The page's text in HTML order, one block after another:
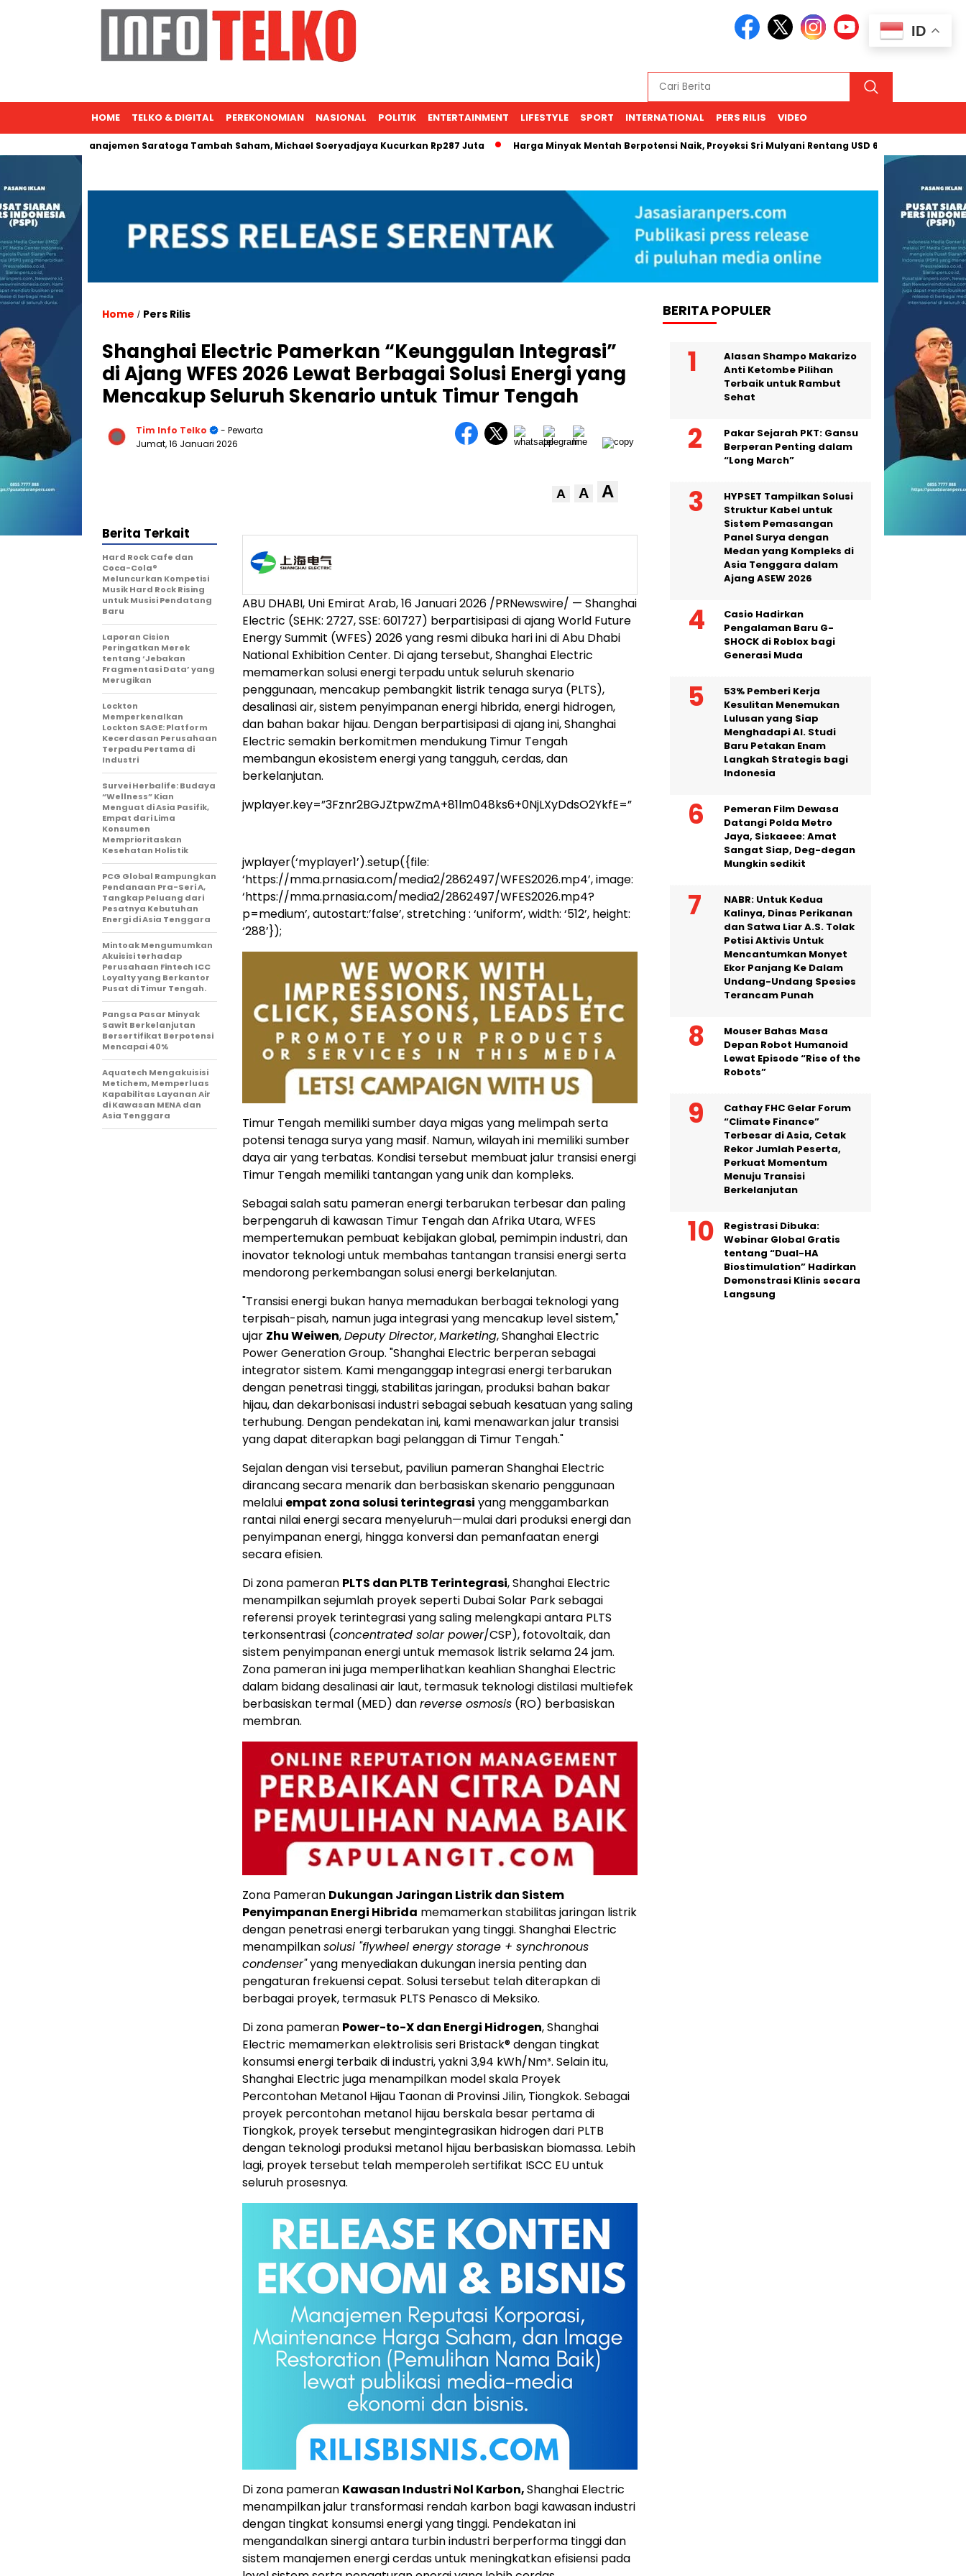
HOME TELKO & DIGITAL PEREKONOMIAN NASIONAL POLITIK ENTERTAINMENT LIFESTYLE SPORT INTERNATIONAL PERS RILIS VIDEO
Manajemen Saratoga Tambah Saham, Michael Soeryadjaya Kucurkan Rp287 Juta Harga Minyak Mentah Berpotensi Naik, Proyeksi Sri Mulyani Rentang USD 66–94
Home / Pers Rilis
Shanghai Electric Pamerkan “Keunggulan Integrasi”
di Ajang WFES 2026 Lewat Berbagai Solusi Energi yang
Mencakup Seluruh Skenario untuk Timur Tengah
Tim Info Telko
- Pewarta
Jumat, 16 Januari 2026
A A A
ABU DHABI, Uni Emirat Arab, 16 Januari 2026 /PRNewswire/ — Shanghai
Electric (SEHK: 2727, SSE: 601727) berpartisipasi di ajang World Future
Energy Summit (WFES) 2026 yang resmi dibuka hari ini di Abu Dhabi
National Exhibition Center. Di ajang tersebut, Shanghai Electric
memamerkan solusi energi terpadu untuk seluruh skenario
penggunaan, mencakup pembangkit listrik tenaga surya (PLTS),
desalinasi air, sistem penyimpanan energi hibrida, energi hidrogen,
dan bahan bakar hijau. Dengan berpartisipasi di ajang ini, Shanghai
Electric semakin berkomitmen mendukung Timur Tengah
membangun ekosistem energi yang tangguh, cerdas, dan
berkelanjutan.
jwplayer.key=”3Fznr2BGJZtpwZmA+81lm048ks6+0NjLXyDdsO2YkfE=”
jwplayer(‘myplayer1’).setup({file:
‘https://mma.prnasia.com/media2/2862497/WFES2026.mp4’, image:
‘https://mma.prnasia.com/media2/2862497/WFES2026.mp4?
p=medium’, autostart:’false’, stretching : ‘uniform’, width: ‘512’, height:
‘288’});
Timur Tengah memiliki sumber daya migas yang melimpah serta
potensi tenaga surya yang masif. Namun, wilayah ini memiliki sumber
daya air yang terbatas. Kondisi tersebut membuat jalur transisi energi
Timur Tengah memiliki tantangan yang unik dan kompleks.
Sebagai salah satu pameran energi terbarukan terbesar dan paling
berpengaruh di kawasan Timur Tengah dan Afrika Utara, WFES
mempertemukan pembuat kebijakan global, pemimpin industri, dan
inovator teknologi untuk membahas tantangan transisi energi serta
mendorong perkembangan solusi energi berkelanjutan.
"Transisi energi bukan hanya memadukan berbagai teknologi yang
terpisah-pisah, namun juga integrasi yang mencakup level sistem,"
ujar Zhu Weiwen,Deputy Director,Marketing, Shanghai Electric
Power Generation Group. "Shanghai Electric berperan sebagai
integrator sistem. Kami menganggap integrasi energi terbarukan
dengan penetrasi tinggi, stabilitas jaringan, produksi bahan bakar
hijau, dan dekarbonisasi industri sebagai sebuah kesatuan yang saling
terhubung. Dengan pendekatan ini, kami menawarkan jalur transisi
yang dapat diterapkan bagi pelanggan di Timur Tengah."
Sejalan dengan visi tersebut, paviliun pameran Shanghai Electric
dirancang secara menarik dan berbasiskan skenario penggunaan
melalui empat zona solusi terintegrasi yang menggambarkan
rantai nilai energi secara menyeluruh—mulai dari produksi energi dan
penyimpanan energi, hingga konversi dan pemanfaatan energi
secara efisien.
Di zona pameran PLTS dan PLTB Terintegrasi, Shanghai Electric
menampilkan sejumlah proyek seperti Dubai Solar Park sebagai
referensi proyek terintegrasi yang saling melengkapi antara PLTS
terkonsentrasi (concentrated solar power/CSP), fotovoltaik, dan
sistem penyimpanan energi untuk memasok listrik selama 24 jam.
Zona pameran ini juga memperlihatkan keahlian Shanghai Electric
dalam bidang desalinasi air laut, termasuk teknologi distilasi multiefek
berbasiskan termal (MED) danreverse osmosis (RO) berbasiskan
membran.
Zona Pameran Dukungan Jaringan Listrik dan Sistem
Penyimpanan Energi Hibrida memamerkan stabilitas jaringan listrik
dengan penetrasi energi terbarukan yang tinggi. Shanghai Electric
menampilkansolusi "flywheel energy storage + synchronous
condenser"yang menyediakan dukungan inersia penting dan
pengaturan frekuensi cepat. Solusi tersebut telah diterapkan di
berbagai proyek, termasuk PLTS Penasco di Meksiko.
Di zona pameran Power-to-X dan Energi Hidrogen, Shanghai
Electric memamerkan elektrolisis seri Bristack® dengan tingkat
konsumsi energi terbaik di industri, yakni 3,94 kWh/Nm³. Selain itu,
Shanghai Electric juga menampilkan model skala Proyek
Percontohan Metanol Hijau Taonan di Provinsi Jilin, Tiongkok. Sebagai
proyek percontohan metanol hijau berskala besar pertama di
Tiongkok, proyek tersebut mengintegrasikan hidrogen dari PLTB
dengan teknologi produksi metanol hijau berbasiskan biomassa. Lebih
lagi, proyek tersebut telah memperoleh sertifikat ISCC EU untuk
seluruh prosesnya.
Di zona pameran Kawasan Industri Nol Karbon,Shanghai Electric
menampilkan jalur transformasi rendah karbon bagi kawasan industri
dengan tingkat konsumsi energi yang tinggi. Pendekatan ini
mengandalkan sinergi antara turbin industri berperforma tinggi dan
sistem manajemen energi cerdas untuk meningkatkan efisiensi pada
Berita Terkait
Hard Rock Cafe dan
Coca-Cola®
Meluncurkan Kompetisi
Musik Hard Rock Rising
untuk Musisi Pendatang
Baru
Laporan Cision
Peringatkan Merek
tentang ‘Jebakan
Fragmentasi Data’ yang
Merugikan
Lockton
Memperkenalkan
Lockton SAGE: Platform
Kecerdasan Perusahaan
Terpadu Pertama di
Industri
Survei Herbalife: Budaya
“Wellness” Kian
Menguat di Asia Pasifik,
Empat dari Lima
Konsumen
Memprioritaskan
Kesehatan Holistik
PCG Global Rampungkan
Pendanaan Pra-Seri A,
Tangkap Peluang dari
Pesatnya Kebutuhan
Energi di Asia Tenggara
Mintoak Mengumumkan
Akuisisi terhadap
Perusahaan Fintech ICC
Loyalty yang Berkantor
Pusat di Timur Tengah.
Pangsa Pasar Minyak
Sawit Berkelanjutan
Bersertifikat Berpotensi
Mencapai 40%
Aquatech Mengakuisisi
Metichem, Memperluas
Kapabilitas Layanan Air
di Kawasan MENA dan
Asia Tenggara
BERITA POPULER
Alasan Shampo Makarizo
Anti Ketombe Pilihan
Terbaik untuk Rambut
Sehat
Pakar Sejarah PKT: Gansu
Berperan Penting dalam
“Long March”
HYPSET Tampilkan Solusi
Struktur Kabel untuk
Sistem Pemasangan
Panel Surya dengan
Medan yang Kompleks di
Asia Tenggara dalam
Ajang ASEW 2026
Casio Hadirkan
Pengalaman Baru G-
SHOCK di Roblox bagi
Generasi Muda
53% Pemberi Kerja
Kesulitan Menemukan
Lulusan yang Siap
Menghadapi AI. Studi
Baru Petakan Enam
Langkah Strategis bagi
Indonesia
Pemeran Film Dewasa
Datangi Polda Metro
Jaya, Siskaeee: Amat
Sangat Siap, Deg-degan
Mungkin sedikit
NABR: Untuk Kedua
Kalinya, Dinas Perikanan
dan Satwa Liar A.S. Tolak
Petisi Aktivis Untuk
Mencantumkan Monyet
Ekor Panjang Ke Dalam
Undang-Undang Spesies
Terancam Punah
Mouser Bahas Masa
Depan Robot Humanoid
Lewat Episode “Rise of the
Robots”
Cathay FHC Gelar Forum
“Climate Finance”
Terbesar di Asia, Cetak
Rekor Jumlah Peserta,
Perkuat Momentum
Menuju Transisi
Berkelanjutan
Registrasi Dibuka:
Webinar Global Gratis
tentang “Dual-HA
Biostimulation” Hadirkan
Demonstrasi Klinis secara
Langsung
ID